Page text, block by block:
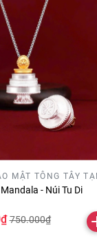
MẬT TÔNG TÂY
- Núi Tu Di
750.000₫